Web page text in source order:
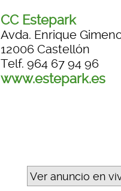
CC Estepark
Avda. Enrique
12006 Castellón
Telf. 964 67 94 96
www.estepark.es
Ver anuncio en